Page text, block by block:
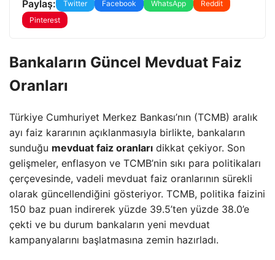
Paylaş: Twitter Facebook WhatsApp
Reddit
Pinterest
Bankaların Güncel Mevduat Faiz
Oranları
Türkiye Cumhuriyet Merkez Bankası’nın (TCMB) aralık
ayı faiz kararının açıklanmasıyla birlikte, bankaların
sunduğu mevduat faiz oranları dikkat çekiyor. Son
gelişmeler, enflasyon ve TCMB’nin sıkı para politikaları
çerçevesinde, vadeli mevduat faiz oranlarının sürekli
olarak güncellendiğini gösteriyor. TCMB, politika faizini
150 baz puan indirerek yüzde 39.5’ten yüzde 38.0’e
çekti ve bu durum bankaların yeni mevduat
kampanyalarını başlatmasına zemin hazırladı.